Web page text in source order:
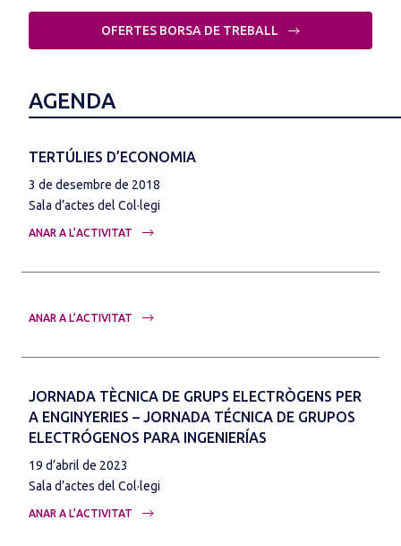
OFERTES BORSA DE TREBALL
AGENDA
TERTÚLIES D’ECONOMIA
3 de desembre de 2018
Sala d’actes del Col·legi
ANAR A L’ACTIVITAT
ANAR A L’ACTIVITAT
JORNADA TÈCNICA DE GRUPS ELECTRÒGENS PER
A ENGINYERIES – JORNADA TÉCNICA DE GRUPOS
ELECTRÓGENOS PARA INGENIERÍAS
19 d’abril de 2023
Sala d’actes del Col·legi
ANAR A L’ACTIVITAT